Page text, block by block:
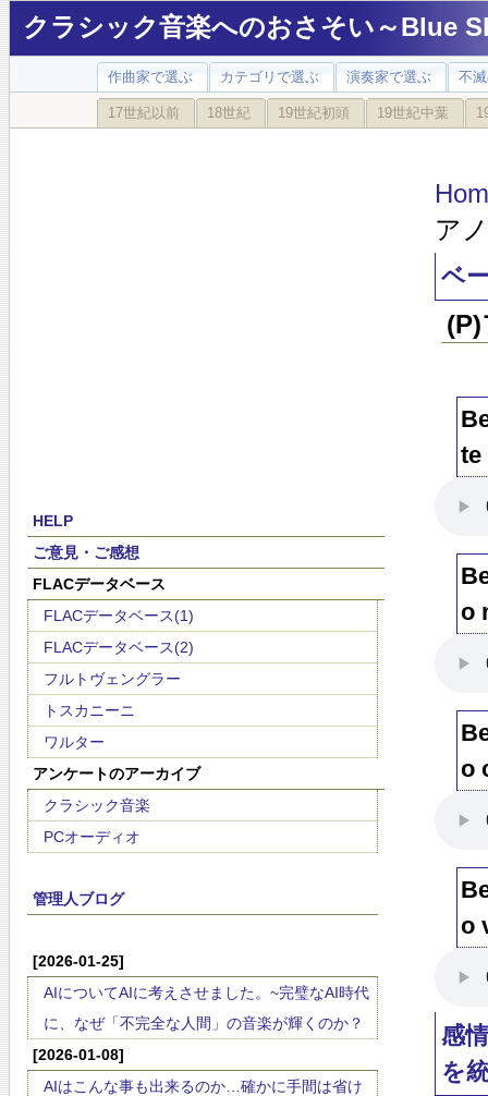
クラシック音楽へのおさそい～Blue
作曲家で選ぶ カテゴリで選ぶ 演奏家で選ぶ 不
17世紀以前 18世紀 19世紀初頭 19世紀中葉
HELP
ご意見・ご感想
FLACデータベース
FLACデータベース(1)
FLACデータベース(2)
フルトヴェングラー
トスカニーニ
ワルター
アンケートのアーカイブ
クラシック音楽
PCオーディオ
管理人ブログ
[2026-01-25]
AIについてAIに考えさせました。~完璧なAI時代
に、なぜ「不完全な人間」の音楽が輝くのか？
[2026-01-08]
AIはこんな事も出来るのか…確かに手間は省け
ア
ベ
te
o
o
o
感
を